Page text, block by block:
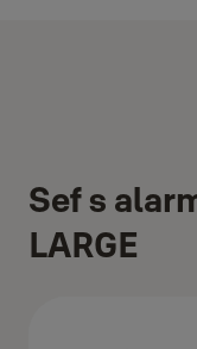
Sef s
LARGE